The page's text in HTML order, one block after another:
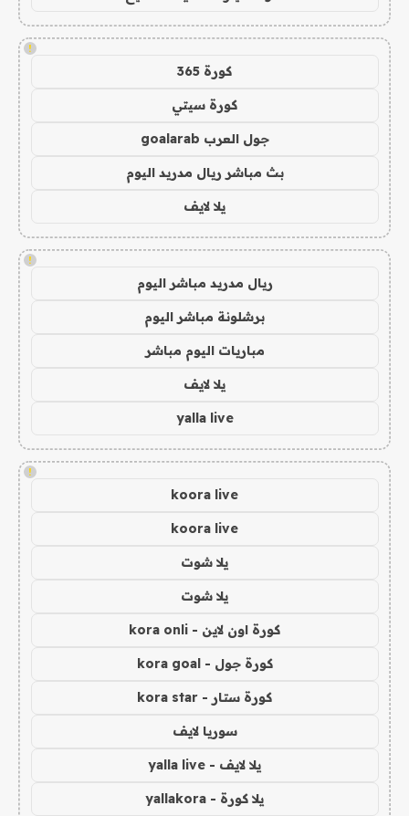
!
كورة 365
كورة سيتي
جول العرب goalarab
بث مباشر ريال مدريد اليوم
يلا لايف
!
ريال مدريد مباشر اليوم
برشلونة مباشر اليوم
مباريات اليوم مباشر
يلا لايف
yalla live
!
koora live
koora live
يلا شوت
يلا شوت
كورة اون لاين - kora onli
كورة جول - kora goal
كورة ستار - kora star
سوريا لايف
يلا لايف - yalla live
يلا كورة - yallakora